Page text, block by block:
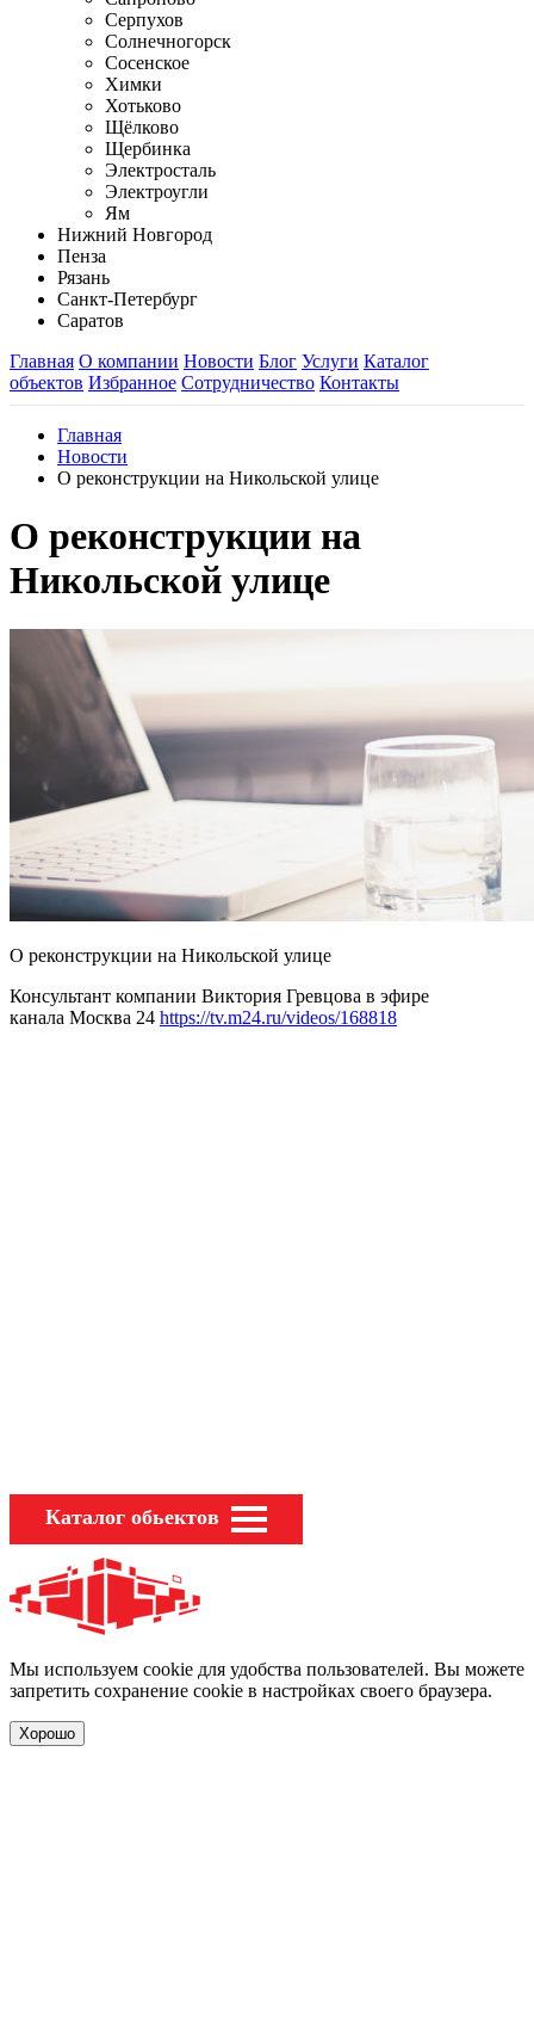
Серпухов
Солнечногорск
Сосенское
Химки
Хотьково
Щёлково
Щербинка
Электросталь
Электроугли
Ям
Нижний Новгород
Пенза
Рязань
Санкт-Петербург
Саратов
Главная О компании Новости Блог Услуги Каталог
объектов Избранное Сотрудничество Контакты
Главная
Новости
О реконструкции на Никольской улице
О реконструкции на
Никольской улице
О реконструкции на Никольской улице
Консультант компании Виктория Гревцова в эфире
канала Москва 24 https://tv.m24.ru/videos/168818
Каталог обьектов
Мы используем cookie для удобства пользователей. Вы можете
запретить сохранение cookie в настройках своего браузера.
Хорошо